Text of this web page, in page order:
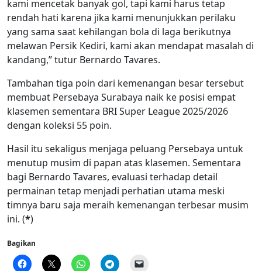
kami mencetak banyak gol, tapi kami harus tetap
rendah hati karena jika kami menunjukkan perilaku
yang sama saat kehilangan bola di laga berikutnya
melawan Persik Kediri, kami akan mendapat masalah di
kandang,” tutur Bernardo Tavares.
Tambahan tiga poin dari kemenangan besar tersebut
membuat Persebaya Surabaya naik ke posisi empat
klasemen sementara BRI Super League 2025/2026
dengan koleksi 55 poin.
Hasil itu sekaligus menjaga peluang Persebaya untuk
menutup musim di papan atas klasemen. Sementara
bagi Bernardo Tavares, evaluasi terhadap detail
permainan tetap menjadi perhatian utama meski
timnya baru saja meraih kemenangan terbesar musim
ini. (*)
Bagikan